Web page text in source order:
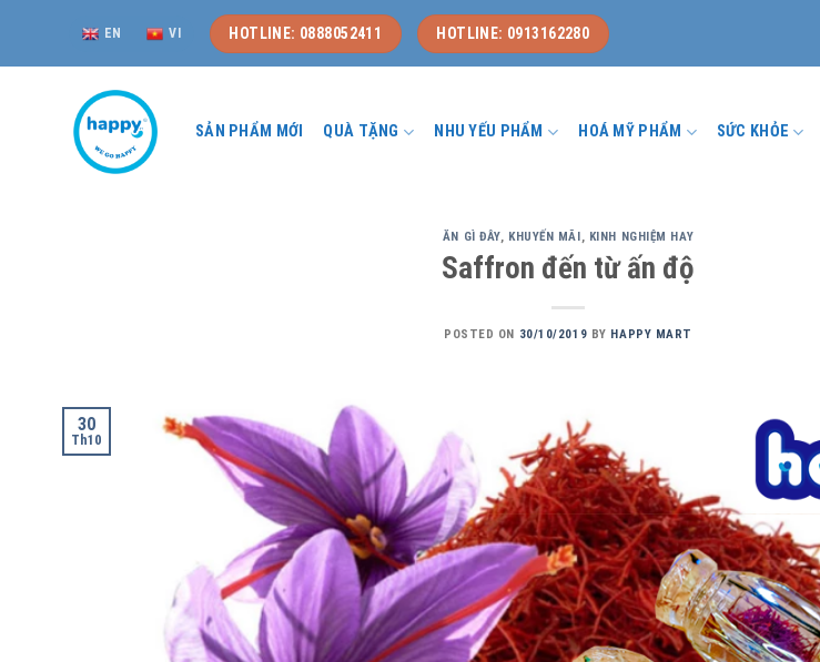
content
EN VI HOTLINE: 0888052411 HOTLINE: 0913162280
SẢN PHẨM MỚI QUÀ TẶNG NHU YẾU PHẨM HOÁ MỸ PHẨM SỨC KHỎE
ĂN GÌ ĐÂY, KHUYẾN MÃI, KINH NGHIỆM HAY
Saffron đến từ ấn độ
POSTED ON 30/10/2019 BY HAPPY MART
30
Th10